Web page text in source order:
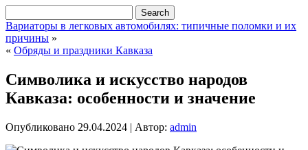
Вариаторы в легковых автомобилях: типичные поломки и их
причины »
« Обряды и праздники Кавказа
Символика и искусство народов
Кавказа: особенности и значение
Опубликовано 29.04.2024 | Автор: admin